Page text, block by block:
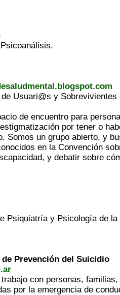
Usuari@s y
de encuentro para
por tener o
Somos un grupo abierto, y
en la Convención
y debatir sobre
Psiquiatría y Psicología de
Prevención del Suicidio
con personas,
por la emergencia de